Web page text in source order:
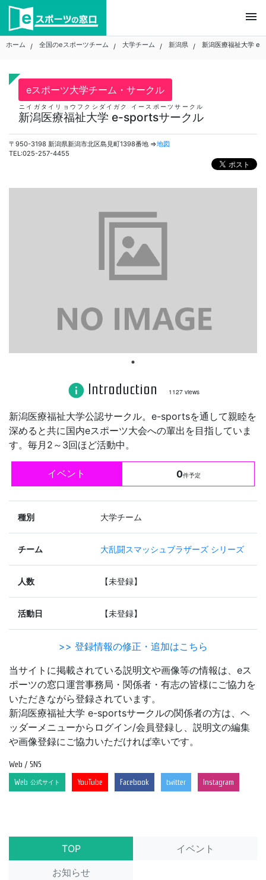
Skip
content
menu
ホーム 全国のeスポーツチーム 大学チーム 新潟県 新潟医療福祉大学
eスポーツ大学チーム・サークル
新潟医療福祉大学 e-sportsサークル
ニイガタイリョウフクシダイガク イースポーツサークル
〒950-3198 新潟県新潟市北区島見町1398番地 ⇒地図
TEL:025-257-4455
info Introduction 1127 views
新潟医療福祉大学公認サークル。e-sportsを通して親睦を
深めると共に国内eスポーツ大会への輩出を目指していま
す。毎月2～3回ほど活動中。
イベント 0件予定
種別 大学チーム
チーム 大乱闘スマッシュブラザーズ シリーズ
人数 【未登録】
活動日 【未登録】
>> 登録情報の修正・追加はこちら
当サイトに掲載されている説明文や画像等の情報は、eス
ポーツの窓口運営事務局・関係者・有志の皆様にご協力を
いただきながら登録されています。
新潟医療福祉大学 e-sportsサークルの関係者の方は、ヘ
ッダーメニューからログイン/会員登録し、説明文の編集
や画像登録にご協力いただければ幸いです。
Web / SNS
Web 公式サイト YouTube Facebook twitter Instagram
TOP
イベント
お知らせ